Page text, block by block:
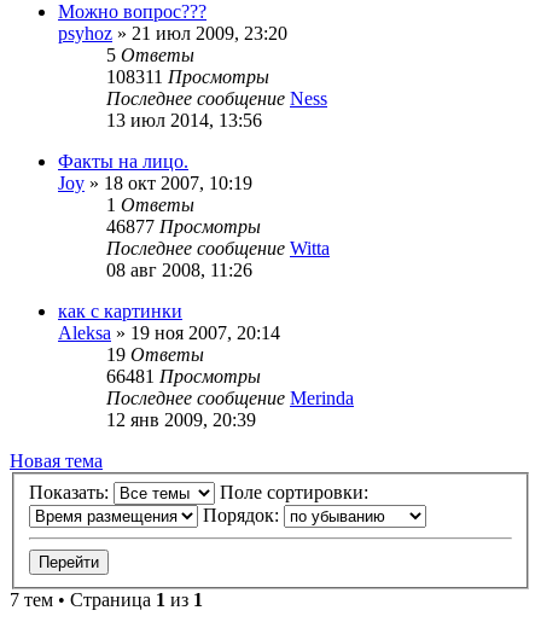
Можно вопрос???
psyhoz » 21 июл 2009, 23:20
5 Ответы
108311 Просмотры
Последнее сообщение Ness
13 июл 2014, 13:56
Факты на лицо.
Joy » 18 окт 2007, 10:19
1 Ответы
46877 Просмотры
Последнее сообщение Witta
08 авг 2008, 11:26
как с картинки
Aleksa » 19 ноя 2007, 20:14
19 Ответы
66481 Просмотры
Последнее сообщение Merinda
12 янв 2009, 20:39
Новая тема
Показать:
Поле сортировки:
Порядок:
7 тем • Страница 1 из 1